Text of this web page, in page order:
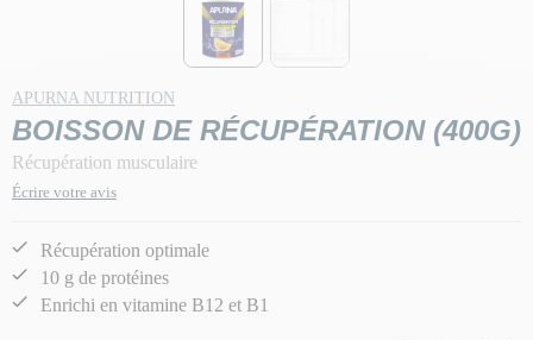
APURNA NUTRITION
BOISSON DE RÉCUPÉRATION (400G)
Récupération musculaire
Écrire votre avis
Récupération optimale
10 g de protéines
Enrichi en vitamine B12 et B1